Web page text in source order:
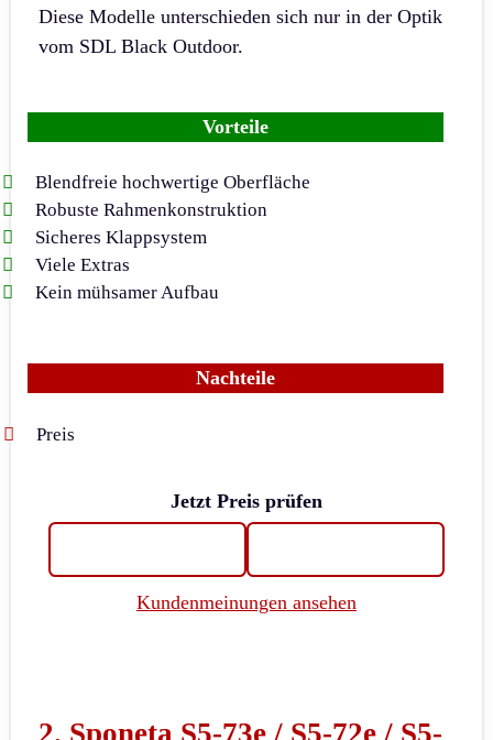
Diese Modelle unterschieden sich nur in der Optik
vom SDL Black Outdoor.
Vorteile
Blendfreie hochwertige Oberfläche
Robuste Rahmenkonstruktion
Sicheres Klappsystem
Viele Extras
Kein mühsamer Aufbau
Nachteile
Preis
Jetzt Preis prüfen
Kundenmeinungen ansehen